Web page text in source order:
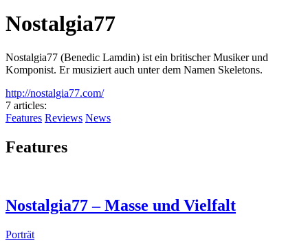
Nostalgia77
Nostalgia77 (Benedic Lamdin) ist ein britischer Musiker und
Komponist. Er musiziert auch unter dem Namen Skeletons.
http://nostalgia77.com/
7 articles:
Features Reviews News
Features
Nostalgia77 – Masse und Vielfalt
Porträt